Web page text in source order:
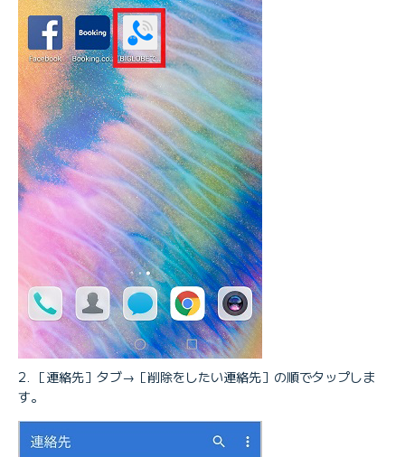
［連絡先］タブ→［削除をしたい連絡先］の順でタップしま
す。